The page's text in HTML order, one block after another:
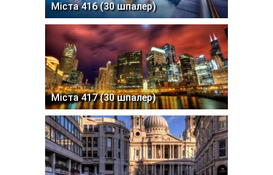
Міста 416 (30 шпалер)
Міста 417 (30 шпалер)